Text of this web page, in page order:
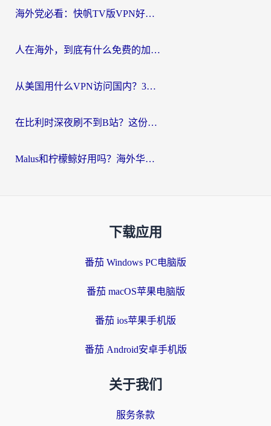
海外党必看：快帆TV版VPN好用吗？和Easyback VPN对比哪个回国效果更好？附2026真实测评
人在海外，到底有什么免费的加速器能让我安心追剧打游戏？
从美国用什么VPN访问国内？3年海外党亲测：选对工具才能无缝刷B站、看腾讯视频
在比利时深夜刷不到B站？这份回国加速器避坑指南请收好
Malus和柠檬鲸好用吗？海外华人亲测：回国加速器怎么选才不踩坑？
下载应用
番茄 Windows PC电脑版
番茄 macOS苹果电脑版
番茄 ios苹果手机版
番茄 Android安卓手机版
关于我们
服务条款